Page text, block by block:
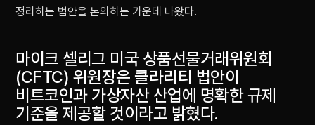
정리하는 법안을 논의하는 가운데 나왔다.
마이크 셀리그 미국 상품선물거래위원회
(CFTC) 위원장은 클라리티 법안이
비트코인과 가상자산 산업에 명확한 규제
기준을 제공할 것이라고 밝혔다.